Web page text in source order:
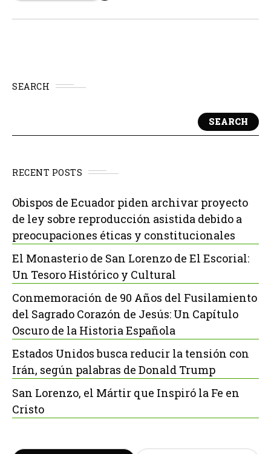
SEARCH
SEARCH
RECENT POSTS
Obispos de Ecuador piden archivar proyecto
de ley sobre reproducción asistida debido a
preocupaciones éticas y constitucionales
El Monasterio de San Lorenzo de El Escorial:
Un Tesoro Histórico y Cultural
Conmemoración de 90 Años del Fusilamiento
del Sagrado Corazón de Jesús: Un Capítulo
Oscuro de la Historia Española
Estados Unidos busca reducir la tensión con
Irán, según palabras de Donald Trump
San Lorenzo, el Mártir que Inspiró la Fe en
Cristo